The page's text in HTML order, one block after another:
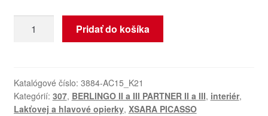
Pravá
Citroën
Peugeot
8830H2
Pridať do košíka
Katalógové číslo: 3884-AC15_K21
Kategórií: 307, BERLINGO II a III PARTNER II a III, interiér,
Lakťovej a hlavové opierky, XSARA PICASSO